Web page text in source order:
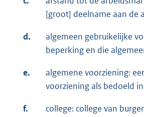
[groot] deelname aan de
d.
algemeen gebruikelijke
beperking en die
e. algemene voorziening:
voorziening als bedoeld in
f. college: college van